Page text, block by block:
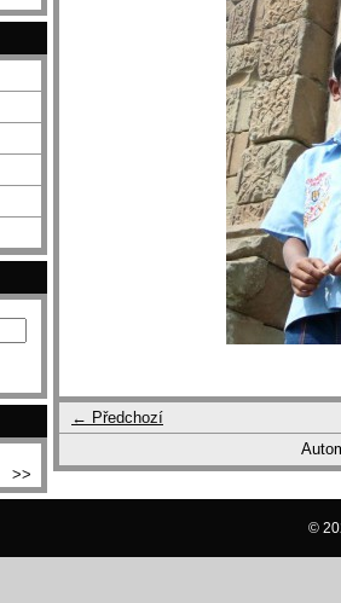
← Předchozí
>>
©